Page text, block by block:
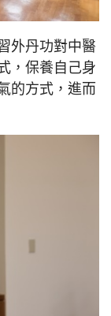
外丹功對中醫
，保養自己身
的方式，進而